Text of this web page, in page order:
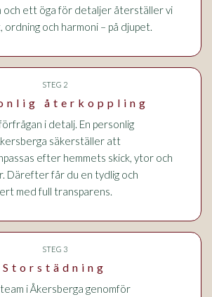
och ett öga för detaljer återställer vi
ordning och harmoni – på djupet.
STEG 2
återkoppling
i detalj. En personlig
säkerställer att
efter hemmets skick, ytor och
Därefter får du en tydlig och
med full transparens.
STEG 3
Storstädning
i Åkersberga genomför